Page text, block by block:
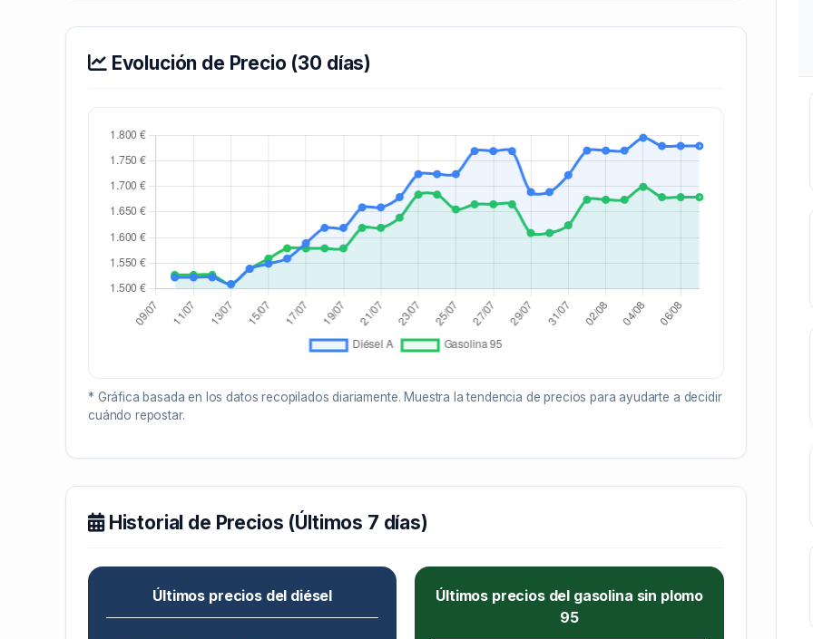
Evolución de Precio (30 días)
* Gráfica basada en los datos recopilados diariamente. Muestra la tendencia de precios para ayudarte a decidir
cuándo repostar.
Historial de Precios (Últimos 7 días)
Últimos precios del diésel
Últimos precios del gasolina sin plomo
95